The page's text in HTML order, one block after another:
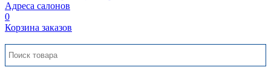
Адреса салонов
0
Корзина заказов